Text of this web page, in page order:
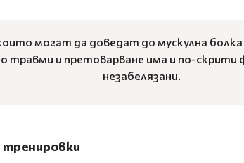
могат да доведат до мускулна
травми и претоварване има и по-
незабелязани.
тренировки